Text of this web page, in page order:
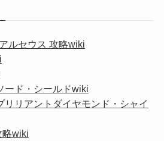
ルセウス 攻略wiki
ード・シールドwiki
リリアントダイヤモンド・シャイ
略wiki